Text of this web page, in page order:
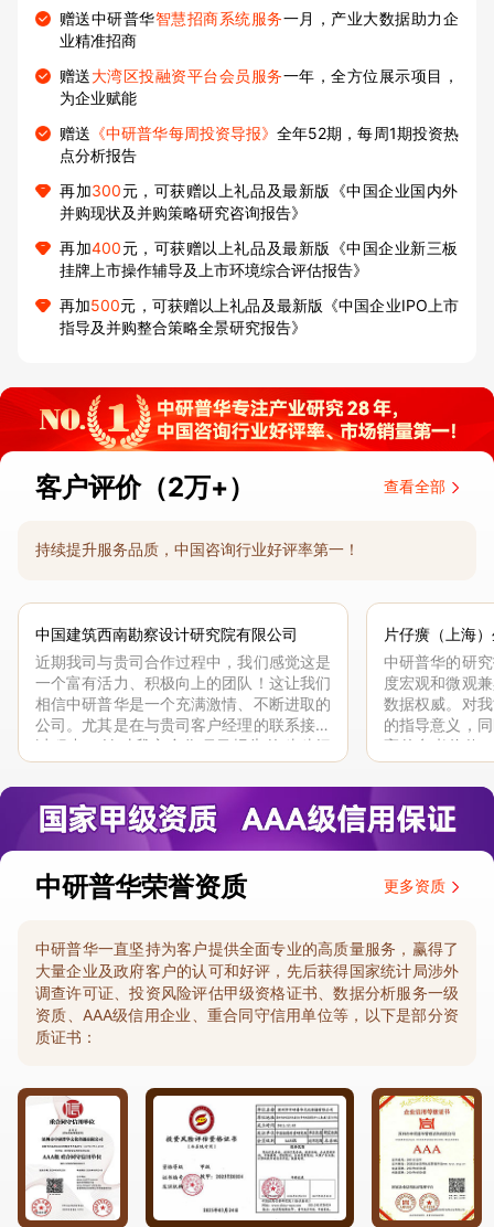
赠送中研普华智慧招商系统服务一月，产业大数据助力企
业精准招商
赠送大湾区投融资平台会员服务一年，全方位展示项目，
为企业赋能
赠送 《中研普华每周投资导报》全年52期，每周1期投资热
点分析报告
再加300元，可获赠以上礼品及最新版《中国企业国内外
并购现状及并购策略研究咨询报告》
再加400元，可获赠以上礼品及最新版《中国企业新三板
挂牌上市操作辅导及上市环境综合评估报告》
再加500元，可获赠以上礼品及最新版《中国企业IPO上市
指导及并购整合策略全景研究报告》
客户评价（2万+） 查看全部
持续提升服务品质，中国咨询行业好评率第一！
中国建筑西南勘察设计研究院有限公司
近期我司与贵司合作过程中，我们感觉这是
一个富有活力、积极向上的团队！这让我们
相信中研普华是一个充满激情、不断进取的
公司。尤其是在与贵司客户经理的联系接洽
过程中，针对我方合作项目报告的种种细
节，及时细致缜密地协助与项目部沟通、探
讨和完善...
片仔癀（上海
中研普华的研
度宏观和微观
数据权威。对
的指导意义，
高的参考价值
体化”服务和行
司继续...
中研普华荣誉资质 更多资质
中研普华一直坚持为客户提供全面专业的高质量服务，赢得了
大量企业及政府客户的认可和好评，先后获得国家统计局涉外
调查许可证、投资风险评估甲级资格证书、数据分析服务一级
资质、AAA级信用企业、重合同守信用单位等，以下是部分资
质证书：